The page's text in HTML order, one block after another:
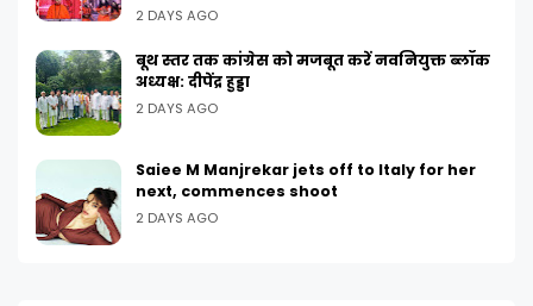
2 DAYS AGO
बूथ स्तर तक कांग्रेस को मजबूत करें नवनियुक्त ब्लॉक
अध्यक्ष: दीपेंद्र हुड्डा
2 DAYS AGO
Saiee M Manjrekar jets off to Italy for her
next, commences shoot
2 DAYS AGO